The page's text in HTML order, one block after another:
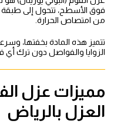
فوق الأسطح، تتحول إلى
من امتصاص الحرارة.
تتميز هذه المادة بخفتها،
الزوايا والفواصل دون ترك أي
مميزات عزل
العزل بالرياض